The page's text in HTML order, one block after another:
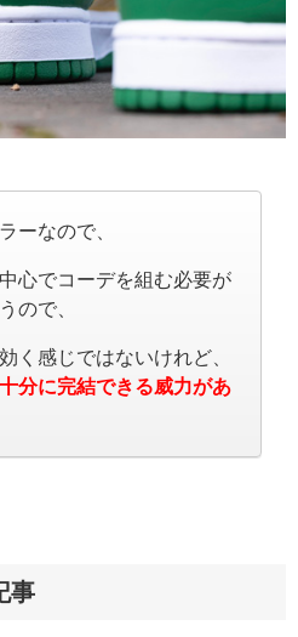
ーなので、
心でコーデを組む必要が
ので、
く感じではないけれど、
分に完結できる威力があ
事